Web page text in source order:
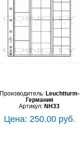
Производитель: Leuchtturm-
Германия
Артикул: NH33
Цена: 250.00 руб.